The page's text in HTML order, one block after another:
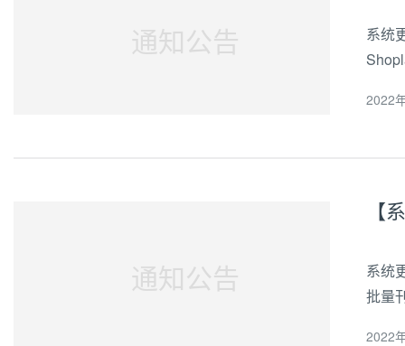
通知公告
系统
2022
通知公告
系统
批量
2022